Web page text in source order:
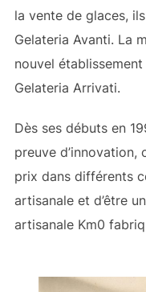
la vente de glaces,
Gelateria Avanti. La
nouvel
Gelateria Arrivati.
Dès ses débuts en
preuve d’innovation,
prix dans différents
artisanale et d’être
artisanale Km0